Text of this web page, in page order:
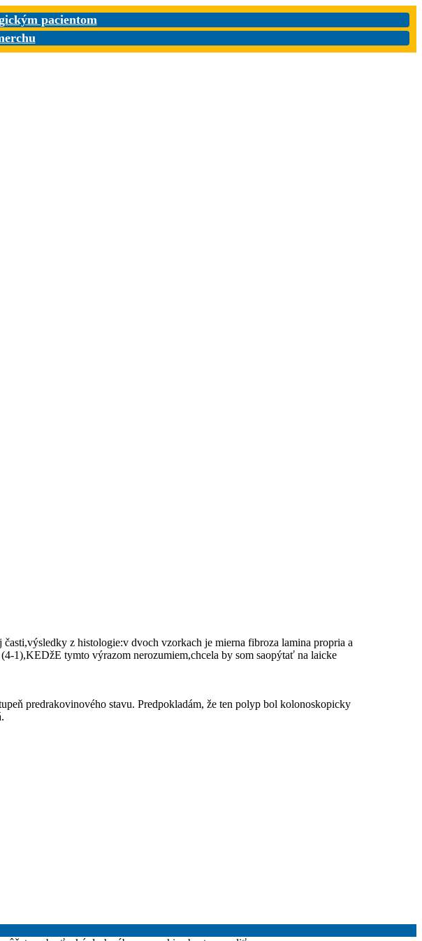
pacientom
z histologie:v dvoch vzorkach je mierna fibroza lamina propria a
1),KEDžE tymto výrazom nerozumiem,chcela by som saopýtať na laicke
predrakovinového stavu. Predpokladám, že ten polyp bol kolonoskopicky